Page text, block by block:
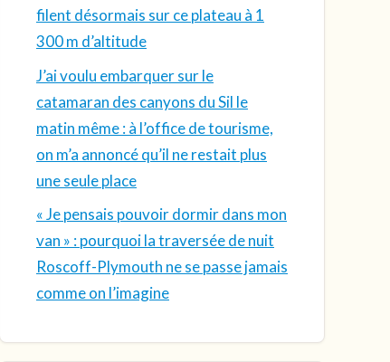
filent désormais sur ce plateau à 1
300 m d’altitude
J’ai voulu embarquer sur le
catamaran des canyons du Sil le
matin même : à l’office de tourisme,
on m’a annoncé qu’il ne restait plus
une seule place
« Je pensais pouvoir dormir dans mon
van » : pourquoi la traversée de nuit
Roscoff-Plymouth ne se passe jamais
comme on l’imagine